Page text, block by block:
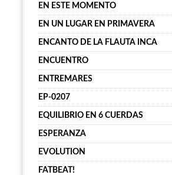
EN ESTE MOMENTO
EN UN LUGAR EN PRIMAVERA
ENCANTO DE LA FLAUTA INCA
ENCUENTRO
ENTREMARES
EP-0207
EQUILIBRIO EN 6 CUERDAS
ESPERANZA
EVOLUTION
FATBEAT!